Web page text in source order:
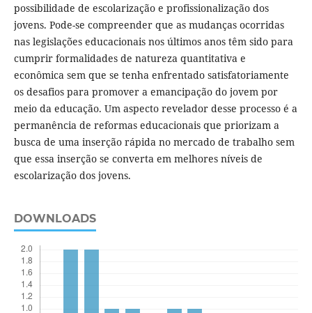
possibilidade de escolarização e profissionalização dos
jovens. Pode-se compreender que as mudanças ocorridas
nas legislações educacionais nos últimos anos têm sido para
cumprir formalidades de natureza quantitativa e
econômica sem que se tenha enfrentado satisfatoriamente
os desafios para promover a emancipação do jovem por
meio da educação. Um aspecto revelador desse processo é a
permanência de reformas educacionais que priorizam a
busca de uma inserção rápida no mercado de trabalho sem
que essa inserção se converta em melhores níveis de
escolarização dos jovens.
DOWNLOADS